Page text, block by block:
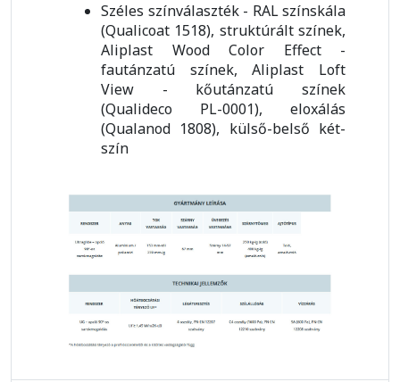
Széles színválaszték - RAL színskála
(Qualicoat 1518), struktúrált színek,
Aliplast Wood Color Effect -
fautánzatú színek, Aliplast Loft
View - kőutánzatú színek
(Qualideco PL-0001), eloxálás
(Qualanod 1808), külső-belső két-
szín